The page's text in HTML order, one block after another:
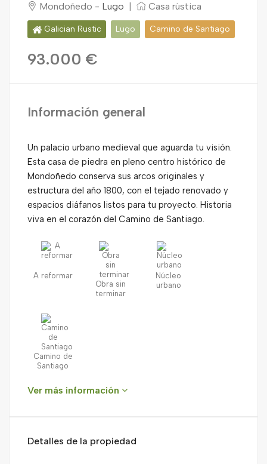
Mondoñedo - Lugo | Casa rústica
Galician Rustic Lugo Camino de Santiago
93.000 €
Información general
Un palacio urbano medieval que aguarda tu visión.
Esta casa de piedra en pleno centro histórico de
Mondoñedo conserva sus arcos originales y
estructura del año 1800, con el tejado renovado y
espacios diáfanos listos para tu proyecto. Historia
viva en el corazón del Camino de Santiago.
A reformar
Obra sin
terminar
Núcleo
urbano
Camino de
Santiago
Ver más información
Detalles de la propiedad